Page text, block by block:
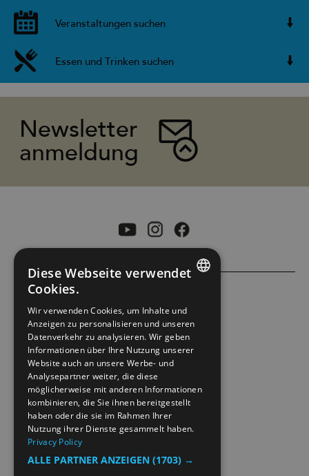
Veranstaltungen suchen
Essen und Trinken suchen
Newsletter
anmeldung
ACCESSIBILITY STATEMENT
PRIVACY POLICY & COOKIES
SITE MAP
EXTRANETT
KONTAKT
NORWEGIAN
GERMAN
Diese Webseite verwendet
Cookies.
Wir verwenden Cookies, um Inhalte und
Anzeigen zu personalisieren und unseren
Datenverkehr zu analysieren. Wir geben
Informationen über Ihre Nutzung unserer
Website auch an unsere Werbe- und
Analysepartner weiter, die diese
möglicherweise mit anderen Informationen
kombinieren, die Sie ihnen bereitgestellt
haben oder die sie im Rahmen Ihrer
Nutzung ihrer Dienste gesammelt haben.
Privacy Policy
ALLE PARTNER ANZEIGEN (1703) →